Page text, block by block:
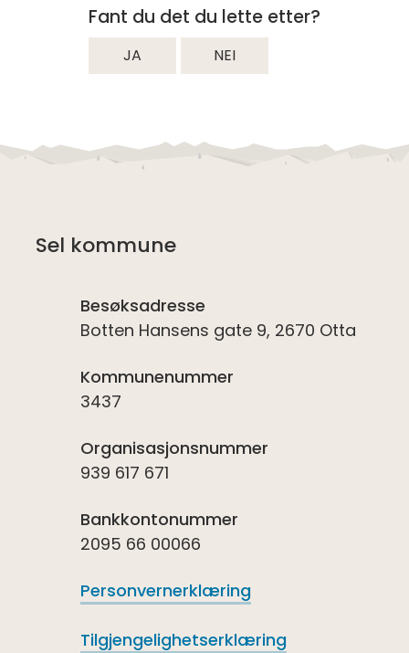
Fant du det du lette etter?
JA NEI
Sel kommune
Besøksadresse
Botten Hansens gate 9, 2670 Otta
Kommunenummer
3437
Organisasjonsnummer
939 617 671
Bankkontonummer
2095 66 00066
Personvernerklæring
Tilgjengelighetserklæring